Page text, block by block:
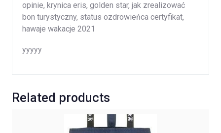
opinie, krynica eris, golden star, jak zrealizować
bon turystyczny, status ozdrowieńca certyfikat,
hawaje wakacje 2021
yyyyy
Related products